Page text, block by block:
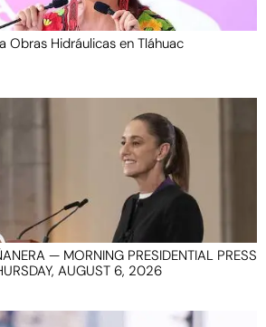
Obras Hidráulicas en Tláhuac
— MORNING PRESIDENTIAL PRESS
AUGUST 6, 2026